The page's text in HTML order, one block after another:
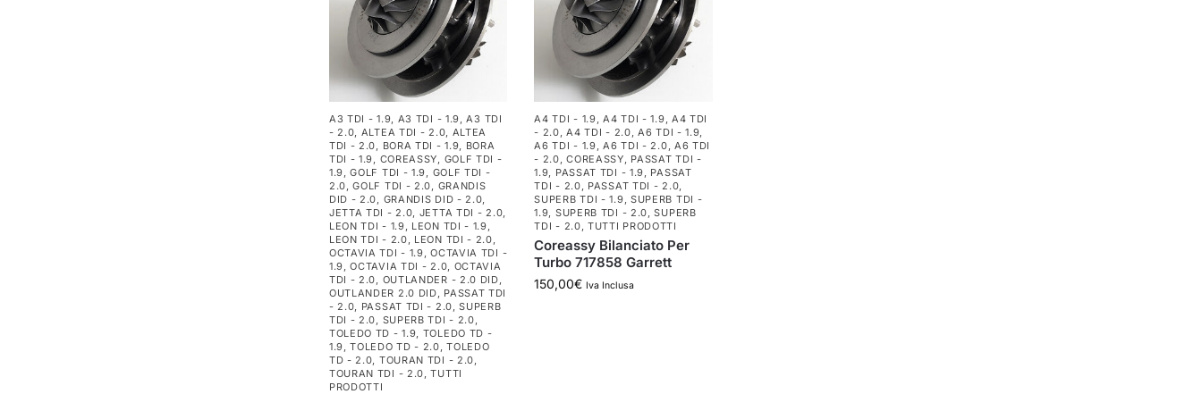
A3 TDI - 1.9, A3 TDI - 1.9,A3 TDI
- 2.0, ALTEA TDI - 2.0, ALTEA
TDI - 2.0, BORA TDI - 1.9, BORA
TDI - 1.9, COREASSY, GOLF TDI -
1.9,GOLF TDI - 1.9, GOLF TDI -
2.0,GOLF TDI - 2.0, GRANDIS
DID - 2.0, GRANDIS DID - 2.0,
JETTA TDI - 2.0, JETTA TDI - 2.0,
LEON TDI - 1.9, LEON TDI - 1.9,
LEON TDI - 2.0, LEON TDI - 2.0,
OCTAVIA TDI - 1.9,OCTAVIA TDI -
1.9,OCTAVIA TDI - 2.0, OCTAVIA
TDI - 2.0, OUTLANDER - 2.0 DID,
OUTLANDER 2.0 DID, PASSAT TDI
- 2.0, PASSAT TDI - 2.0,SUPERB
TDI - 2.0, SUPERB TDI - 2.0,
TOLEDO TD - 1.9, TOLEDO TD -
1.9,TOLEDO TD - 2.0,TOLEDO
TD - 2.0, TOURAN TDI - 2.0,
TOURAN TDI - 2.0,TUTTI
PRODOTTI
A4 TDI - 1.9,A4 TDI - 1.9, A4 TDI
- 2.0,A4 TDI - 2.0,A6 TDI - 1.9,
A6 TDI - 1.9,A6 TDI - 2.0, A6 TDI
- 2.0,COREASSY, PASSAT TDI -
1.9, PASSAT TDI - 1.9, PASSAT
TDI - 2.0, PASSAT TDI - 2.0,
SUPERB TDI - 1.9, SUPERB TDI -
1.9, SUPERB TDI - 2.0,SUPERB
TDI - 2.0,TUTTI PRODOTTI
Coreassy Bilanciato Per
Turbo 717858 Garrett
150,00€ Iva Inclusa